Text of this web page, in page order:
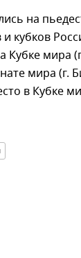
на
кубков
Кубке мира
мира (г.
в Кубке